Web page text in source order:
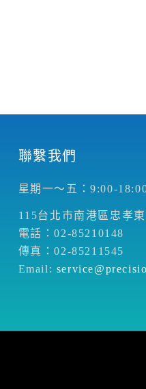
聯繫我們
星期一～五：9:00-
115台北市南港區忠孝
電話：02-85210148
傳真：02-85211545
Email: